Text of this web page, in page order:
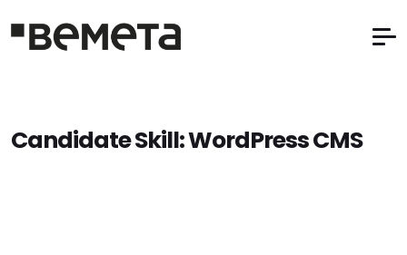
Candidate Skill:WordPress CMS